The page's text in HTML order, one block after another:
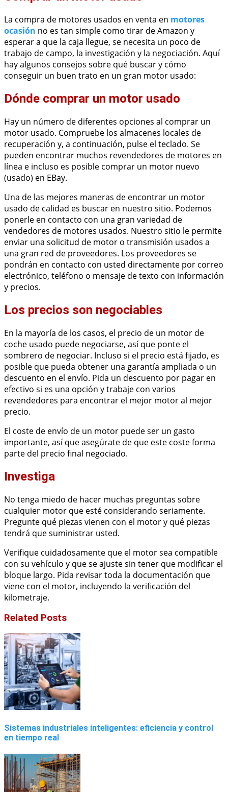
La compra de motores usados en venta en motores
ocasión no es tan simple como tirar de Amazon y
esperar a que la caja llegue, se necesita un poco de
trabajo de campo, la investigación y la negociación. Aquí
hay algunos consejos sobre qué buscar y cómo
conseguir un buen trato en un gran motor usado:
Dónde comprar un motor usado
Hay un número de diferentes opciones al comprar un
motor usado. Compruebe los almacenes locales de
recuperación y, a continuación, pulse el teclado. Se
pueden encontrar muchos revendedores de motores en
línea e incluso es posible comprar un motor nuevo
(usado) en EBay.
Una de las mejores maneras de encontrar un motor
usado de calidad es buscar en nuestro sitio. Podemos
ponerle en contacto con una gran variedad de
vendedores de motores usados. Nuestro sitio le permite
enviar una solicitud de motor o transmisión usados a
una gran red de proveedores. Los proveedores se
pondrán en contacto con usted directamente por correo
electrónico, teléfono o mensaje de texto con información
y precios.
Los precios son negociables
En la mayoría de los casos, el precio de un motor de
coche usado puede negociarse, así que ponte el
sombrero de negociar. Incluso si el precio está fijado, es
posible que pueda obtener una garantía ampliada o un
descuento en el envío. Pida un descuento por pagar en
efectivo si es una opción y trabaje con varios
revendedores para encontrar el mejor motor al mejor
precio.
El coste de envío de un motor puede ser un gasto
importante, así que asegúrate de que este coste forma
parte del precio final negociado.
Investiga
No tenga miedo de hacer muchas preguntas sobre
cualquier motor que esté considerando seriamente.
Pregunte qué piezas vienen con el motor y qué piezas
tendrá que suministrar usted.
Verifique cuidadosamente que el motor sea compatible
con su vehículo y que se ajuste sin tener que modificar el
bloque largo. Pida revisar toda la documentación que
viene con el motor, incluyendo la verificación del
kilometraje.
Related Posts
Sistemas industriales inteligentes: eficiencia y control
en tiempo real